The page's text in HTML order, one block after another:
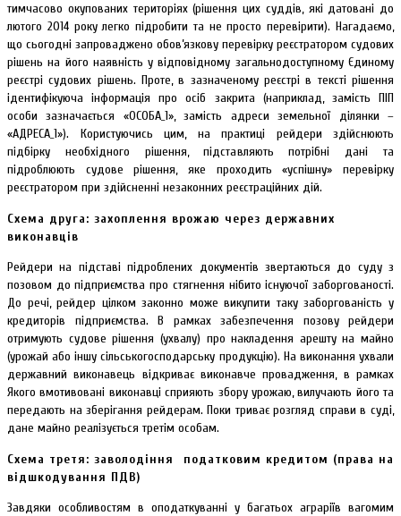
тимчасово окупованих територіях (рішення цих суддів, які датовані до
лютого 2014 року легко підробити та не просто перевірити). Нагадаємо,
що сьогодні запроваджено обов’язкову перевірку реєстратором судових
рішень на його наявність у відповідному загальнодоступному Єдиному
реєстрі судових рішень. Проте, в зазначеному реєстрі в тексті рішення
ідентифікуюча інформація про осіб закрита (наприклад, замість ПІП
особи зазначається «ОСОБА_1», замість адреси земельної ділянки –
«АДРЕСА_1»). Користуючись цим, на практиці рейдери здійснюють
підбірку необхідного рішення, підставляють потрібні дані та
підроблюють судове рішення, яке проходить «успішну» перевірку
реєстратором при здійсненні незаконних реєстраційних дій.
Схема друга: захоплення врожаю через державних
виконавців
Рейдери на підставі підроблених документів звертаються до суду з
позовом до підприємства про стягнення нібито існуючої заборгованості.
До речі, рейдер цілком законно може викупити таку заборгованість у
кредиторів підприємства. В рамках забезпечення позову рейдери
отримують судове рішення (ухвалу) про накладення арешту на майно
(урожай або іншу сільськогосподарську продукцію). На виконання ухвали
державний виконавець відкриває виконавче провадження, в рамках
Якого вмотивовані виконавці сприяють збору урожаю, вилучають його та
передають на зберігання рейдерам. Поки триває розгляд справи в суді,
дане майно реалізується третім особам.
Схема третя: заволодіння податковим кредитом (права на
відшкодування ПДВ)
Завдяки особливостям в оподаткуванні у багатьох аграріїв вагомим